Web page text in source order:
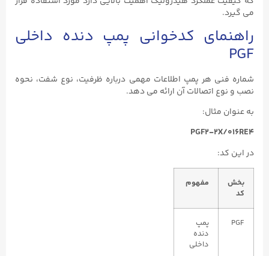
می ‌گیرد.
راهنمای کدخوانی پمپ دنده داخلی
PGF
شماره فنی هر پمپ اطلاعات مهمی درباره ظرفیت، نوع شفت، نحوه
نصب و نوع اتصالات آن ارائه می ‌دهد.
به عنوان مثال:
PGF2-2X/016RE4
در این کد:
بخش
کد
مفهوم
PGF
پمپ
دنده
داخلی